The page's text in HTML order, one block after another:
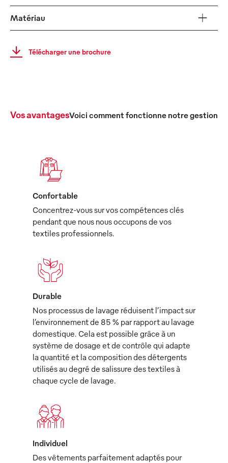
Matériau
Télécharger une brochure
Vos avantagesVoici comment fonctionne notre gestion
Confortable
Concentrez-vous sur vos compétences clés
pendant que nous nous occupons de vos
textiles professionnels.
Durable
Nos processus de lavage réduisent l’impact sur
l’environnement de 85 % par rapport au lavage
domestique. Cela est possible grâce à un
système de dosage et de contrôle qui adapte
la quantité et la composition des détergents
utilisés au degré de salissure des textiles à
chaque cycle de lavage.
Individuel
Des vêtements parfaitement adaptés pour